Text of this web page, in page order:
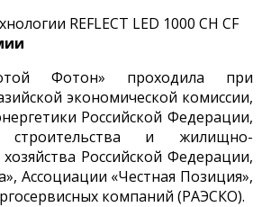
REFLECT LED 1000 CH CF
Фотон» проходила при
экономической комиссии,
Российской Федерации,
строительства и жилищно-
Российской Федерации,
Ассоциации «Честная Позиция»,
компаний (РАЭСКО).